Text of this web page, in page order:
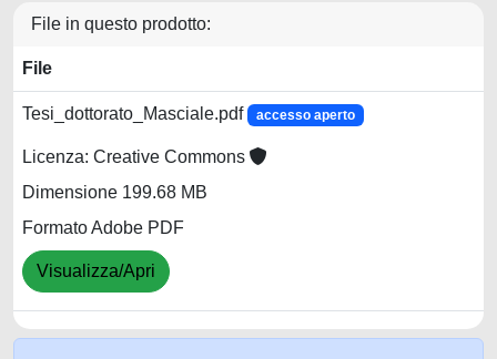
File in questo prodotto:
File
Tesi_dottorato_Masciale.pdf accesso aperto
Licenza: Creative Commons
Dimensione 199.68 MB
Formato Adobe PDF
Visualizza/Apri